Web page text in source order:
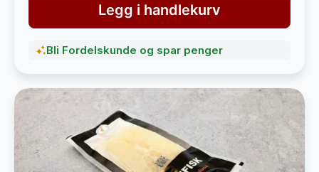
Legg i handlekurv
Bli Fordelskunde og spar penger